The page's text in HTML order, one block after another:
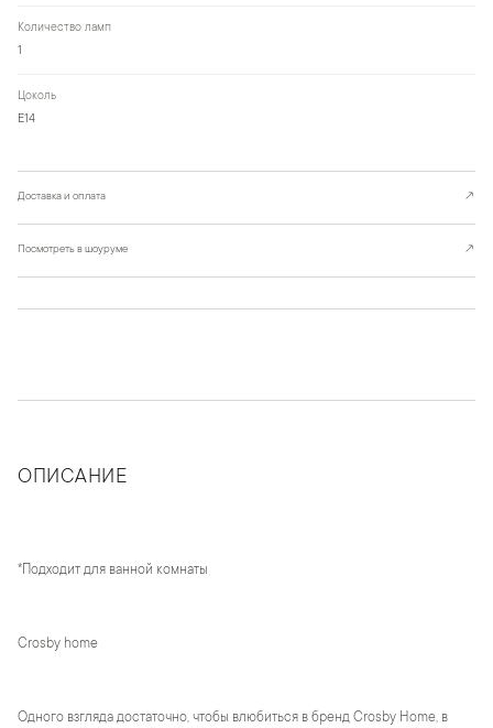
Количество ламп
1
Цоколь
E14
Доставка и оплата ↗
Посмотреть в шоуруме ↗
ОПИСАНИЕ
*Подходит для ванной комнаты
Crosby home
Одного взгляда достаточно, чтобы влюбиться в бренд Crosby Home, в